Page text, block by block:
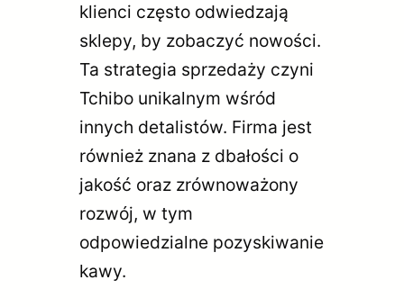
klienci często odwiedzają
sklepy, by zobaczyć nowości.
Ta strategia sprzedaży czyni
Tchibo unikalnym wśród
innych detalistów. Firma jest
również znana z dbałości o
jakość oraz zrównoważony
rozwój, w tym
odpowiedzialne pozyskiwanie
kawy.